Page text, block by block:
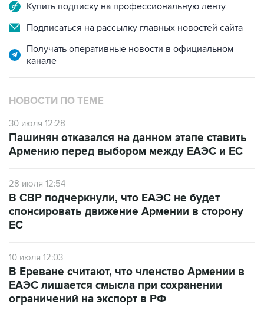
Купить подписку на профессиональную ленту
Подписаться на рассылку главных новостей сайта
Получать оперативные новости в официальном
канале
НОВОСТИ ПО ТЕМЕ
30 июля 12:28
Пашинян отказался на данном этапе ставить
Армению перед выбором между ЕАЭС и ЕС
28 июля 12:54
В СВР подчеркнули, что ЕАЭС не будет
спонсировать движение Армении в сторону
ЕС
10 июля 12:03
В Ереване считают, что членство Армении в
ЕАЭС лишается смысла при сохранении
ограничений на экспорт в РФ